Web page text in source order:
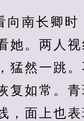
向南长卿时
她。两人视
猛然一跳
复如常。青
，面上也表